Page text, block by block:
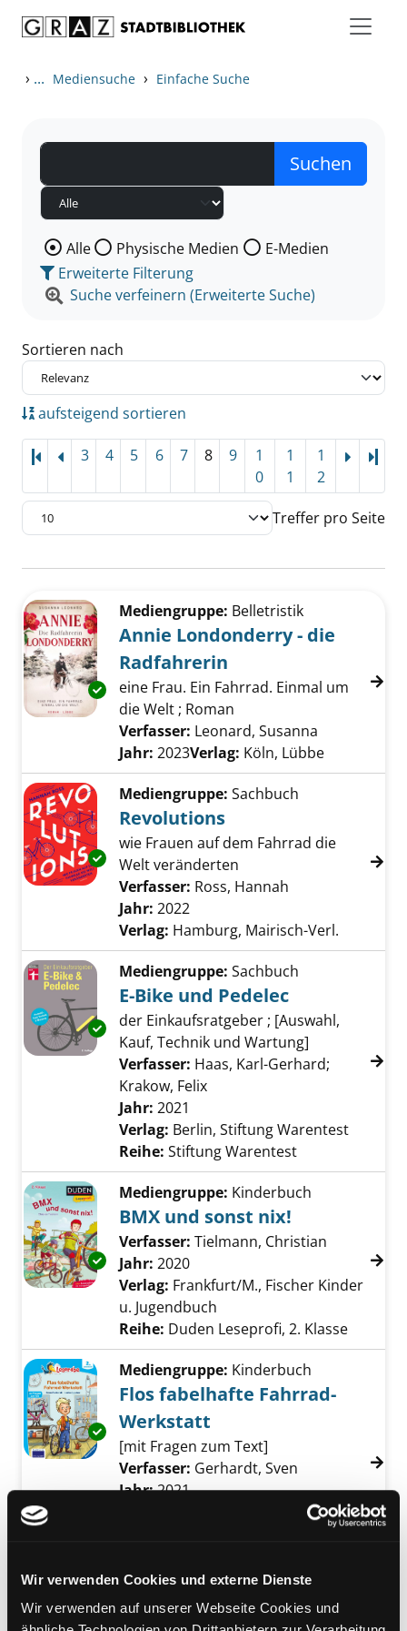
Wir verwenden Cookies und externe Dienste
Wir verwenden auf unserer Webseite Cookies und
› ... Mediensuche › Einfache Suche
Wählen Sie die Medienart nach der Sie suchen wollen.
Alle Physische Medien
E-Medien
Erweiterte Filterung
Suche verfeinern (Erweiterte Suche)
Sortieren nach
aufsteigend sortieren
3 4 5 6 7 8 9
1
0
1
1
1
2
Treffer pro Seite
Zu den Suchfiltern springen
Exemplar-Details von Annie Londonderry -
Mediengruppe: Belletristik
Annie Londonderry - die
Radfahrerin
eine Frau. Ein Fahrrad. Einmal um
die Welt ; Roman
Verfasser: Leonard, Susanna
Jahr: 2023Verlag: Köln, Lübbe
Exemplar-Details von Revolutions anzeigen
Mediengruppe: Sachbuch
Revolutions
wie Frauen auf dem Fahrrad die
Welt veränderten
Verfasser: Ross, Hannah
Jahr: 2022
Verlag: Hamburg, Mairisch-Verl.
Exemplar-Details von E-Bike und Pedelec
Mediengruppe: Sachbuch
E-Bike und Pedelec
der Einkaufsratgeber ; [Auswahl,
Kauf, Technik und Wartung]
Verfasser: Haas, Karl-Gerhard;
Krakow, Felix
Jahr: 2021
Verlag: Berlin, Stiftung Warentest
Reihe: Stiftung Warentest
Exemplar-Details von BMX und sonst nix!
Mediengruppe: Kinderbuch
BMX und sonst nix!
Verfasser: Tielmann, Christian
Jahr: 2020
Verlag: Frankfurt/M., Fischer Kinder
u. Jugendbuch
Reihe: Duden Leseprofi, 2. Klasse
Exemplar-Details von Flos fabelhafte
Mediengruppe: Kinderbuch
Flos fabelhafte Fahrrad-
Werkstatt
[mit Fragen zum Text]
Verfasser: Gerhardt, Sven Suche nach
Jahr:2021
Ravensburg, Ravensburger
Ein Fahrrad erzählt